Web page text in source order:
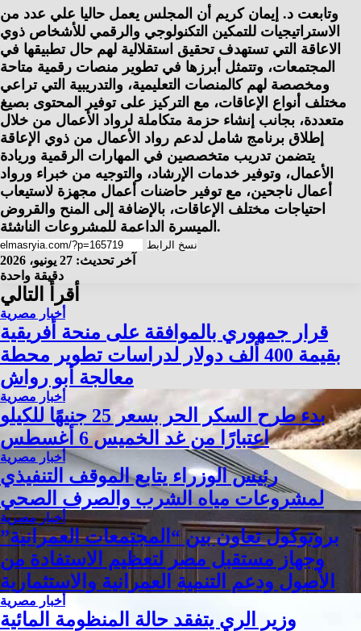
وتابعت د. إيمان كريم أن المجلس يعمل حاليا علي عدد من
الاستراتيجيات للتمكين التكنولوجي والرقمي للأشخاص ذوي
الاعاقة التي تستهدف تحقيق استقلالية لهم حال تطبيقها في
المجتمعات، وتتمثل أبرزها في تطوير منصات رقمية متاحة
ومخصصة لهم كالمنصات التعليمية، والتدريبية التي تراعي
مختلف أنواع الإعاقات، مع التركيز على توفير المحتوى بصيغ
متعددة، بجانب إنشاء حزمة متكاملة لرواد الأعمال من خلال
إطلاق برنامج شامل لدعم رواد الأعمال من ذوي الإعاقة
يتضمن تدريب متخصصين في المهارات الرقمية وريادة
الأعمال، وتوفير خدمات الإرشاد، والتوجيه من خبراء ورواد
أعمال ناجحين، مع توفير حاضنات أعمال مجهزة لاستيعاب
احتياجات مختلف الإعاقات، بالإضافة إلى المنح والقروض
الميسرة الداعمة للمشروعات الناشئة.
نسخ الرابط
آخر تحديث: 27 يونيو، 2026
دقيقة واحدة
أقرأ التالي
أخبار مصرية
قرار جمهوري بالموافقة على منحة أفريقية
بقيمة 400 ألف دولار لدراسات تطوير محطة
معالجة أبو رواش
أخبار مصرية
بدء طرح السكر الحر بسعر 25 جنيهًا للكيلو
اعتبارًا من غد الخميس 6 أغسطس
أخبار مصرية
رئيس الوزراء يتابع الموقف التنفيذي
لمشروعات مياه الشرب والصرف الصحي
أخبار مصرية
بروتوكول تعاون بين “المجتمعات العمرانية”
وجهاز مستقبل مصر لتعظيم الاستفادة من
الأصول ودعم التنمية العمرانية والاستثمارية
أخبار مصرية
وزير الري يتفقد حالة المنظومة المائية